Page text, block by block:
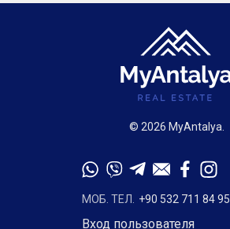
© 2026 MyAntalya.
МОБ. ТЕЛ. +90 532 711 84 95
Вход пользователя